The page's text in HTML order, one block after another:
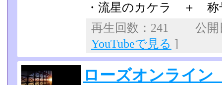
・流星のカケラ ＋
再生回数：241 公
YouTubeで見る ]
ローズオンライ